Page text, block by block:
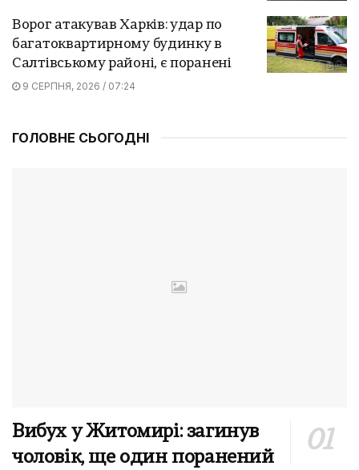
Ворог атакував Харків: удар по
багатоквартирному будинку в
Салтівському районі, є поранені
9 СЕРПНЯ, 2026 / 07:24
ГОЛОВНЕ СЬОГОДНІ
Вибух у Житомирі: загинув
чоловік, ще один поранений